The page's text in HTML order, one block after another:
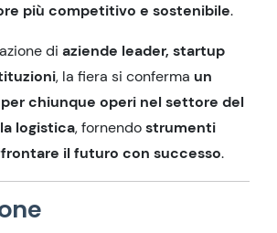
più competitivo e sostenibile.
di aziende leader, startup
, la fiera si conferma un
chiunque operi nel settore del
logistica, fornendostrumenti
il futuro con successo.